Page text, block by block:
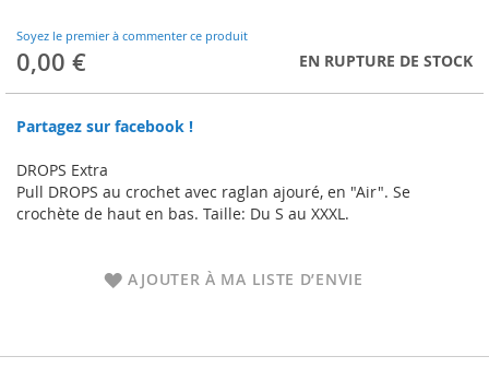
Soyez le premier à commenter ce produit
0,00 € EN RUPTURE DE STOCK
Partagez sur facebook !
DROPS Extra
Pull DROPS au crochet avec raglan ajouré, en "Air". Se
crochète de haut en bas. Taille: Du S au XXXL.
AJOUTER À MA LISTE D’ENVIE
beginning
of
the
gallery